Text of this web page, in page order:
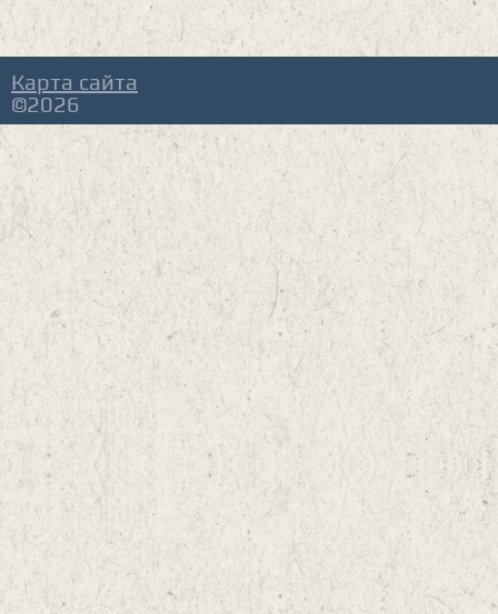
Карта сайта
©2026